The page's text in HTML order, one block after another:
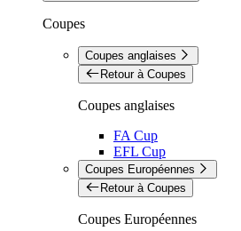
Coupes
Coupes anglaises
Retour à Coupes
Coupes anglaises
FA Cup
EFL Cup
Coupes Européennes
Retour à Coupes
Coupes Européennes